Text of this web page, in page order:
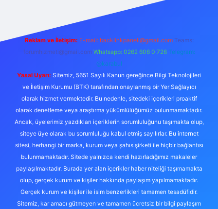
Reklam ve İletişim: E-mail: backlinkpaneli@gmail.com Teams:
forumhizmeti@gmail.com Whatsapp: 0262 606 0 726 Telegram:
@karabul
Yasal Uyarı: Sitemiz, 5651 Sayılı Kanun gereğince Bilgi Teknolojileri
ve İletişim Kurumu (BTK) tarafından onaylanmış bir Yer Sağlayıcı
olarak hizmet vermektedir. Bu nedenle, sitedeki içerikleri proaktif
olarak denetleme veya araştırma yükümlülüğümüz bulunmamaktadır.
Ancak, üyelerimiz yazdıkları içeriklerin sorumluluğunu taşımakta olup,
siteye üye olarak bu sorumluluğu kabul etmiş sayılırlar. Bu internet
sitesi, herhangi bir marka, kurum veya şahıs şirketi ile hiçbir bağlantısı
bulunmamaktadır. Sitede yalnızca kendi hazırladığımız makaleler
paylaşılmaktadır. Burada yer alan içerikler haber niteliği taşımamakta
olup, gerçek kurum ve kişiler hakkında paylaşım yapılmamaktadır.
Gerçek kurum ve kişiler ile isim benzerlikleri tamamen tesadüfidir.
Sitemiz, kar amacı gütmeyen ve tamamen ücretsiz bir bilgi paylaşım